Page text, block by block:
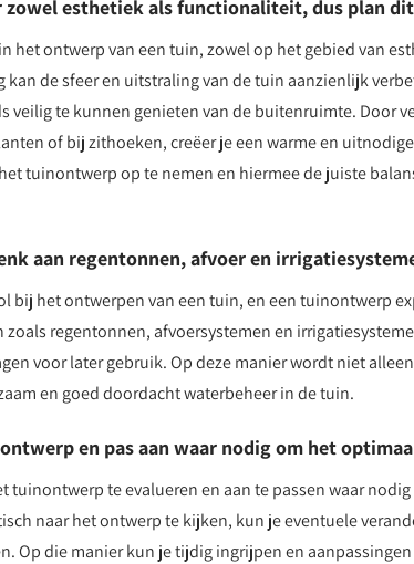
esthetiek als functionaliteit, dus plan
het ontwerp van een tuin, zowel op het gebied van
de sfeer en uitstraling van de tuin aanzienlijk
veilig te kunnen genieten van de buitenruimte. Door
of bij zithoeken, creëer je een warme en
tuinontwerp op te nemen en hiermee de juiste
aan regentonnen, afvoer en
bij het ontwerpen van een tuin, en een tuinontwerp
zoals regentonnen, afvoersystemen en
voor later gebruik. Op deze manier wordt niet
en goed doordacht waterbeheer in de tuin.
en pas aan waar nodig om het
tuinontwerp te evalueren en aan te passen waar
naar het ontwerp te kijken, kun je eventuele
Op die manier kun je tijdig ingrijpen en